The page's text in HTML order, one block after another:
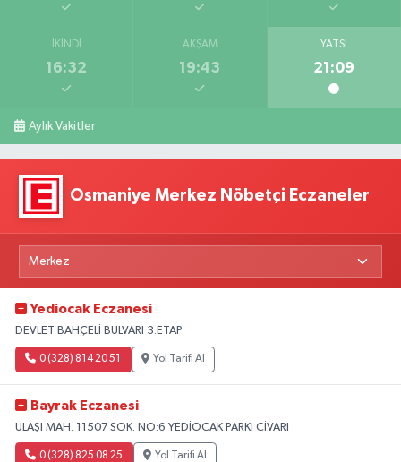
İKINDI
16:32
AKŞAM
19:43
YATSI
21:09
Aylık Vakitler
Osmaniye Merkez Nöbetçi Eczaneler
Yediocak Eczanesi
DEVLET BAHÇELİ BULVARI 3.ETAP
0 (328) 814 20 51 Yol Tarifi Al
Bayrak Eczanesi
ULAŞI MAH. 11507 SOK. NO:6 YEDİOCAK PARKI CİVARI
0 (328) 825 08 25 Yol Tarifi Al